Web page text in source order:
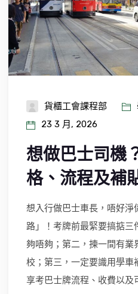
貨櫃工會課程部
23 3 月, 2026
想做巴士司機
格、流程及補
想入行做巴士車長，唔好淨
路」！考牌前最緊要搞掂
夠唔夠；第二，揀一間有
校；第三，一定要識用學車
享考巴士牌流程、收費以及